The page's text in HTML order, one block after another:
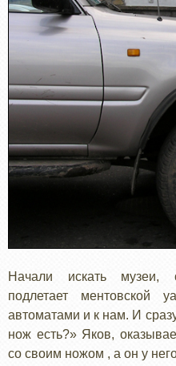
Начали искать музеи,
подлетает ментовской
автоматами и к нам. И
нож есть?» Яков,
со своим ножом , а он у